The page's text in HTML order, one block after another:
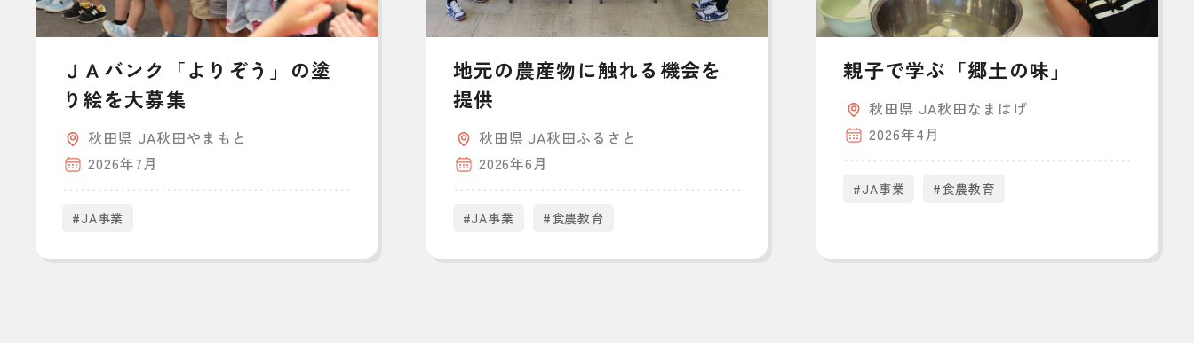
ＪＡバンク「よりぞう」の塗
り絵を大募集
秋田県 JA秋田やまもと
2026年7月
#JA事業
地元の農産物に触れる機会を
提供
秋田県 JA秋田ふるさと
2026年6月
#JA事業 #食農教育
親子で学ぶ「郷土の味」
秋田県 JA秋田なまはげ
2026年4月
#JA事業 #食農教育